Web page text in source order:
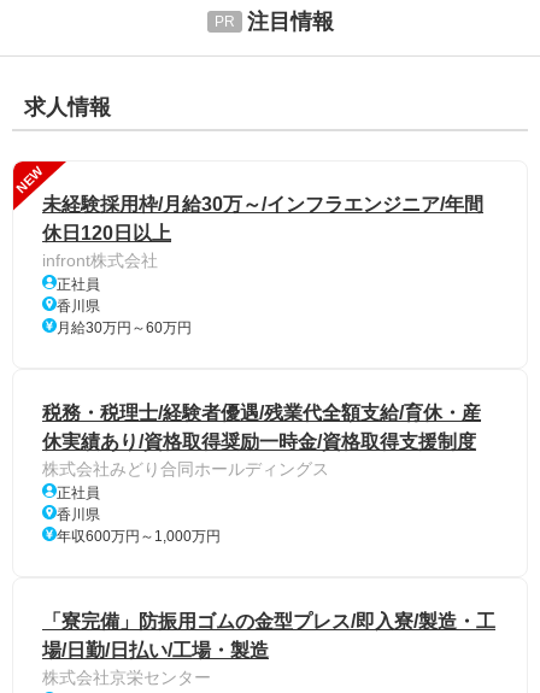
注目情報
求人情報
NEW
未経験採用枠/月給30万～/インフラエンジニア/年間
休日120日以上
infront株式会社
正社員
香川県
月給30万円～60万円
税務・税理士/経験者優遇/残業代全額支給/育休・産
休実績あり/資格取得奨励一時金/資格取得支援制度
株式会社みどり合同ホールディングス
正社員
香川県
年収600万円～1,000万円
「寮完備」防振用ゴムの金型プレス/即入寮/製造・工
場/日勤/日払い/工場・製造
株式会社京栄センター